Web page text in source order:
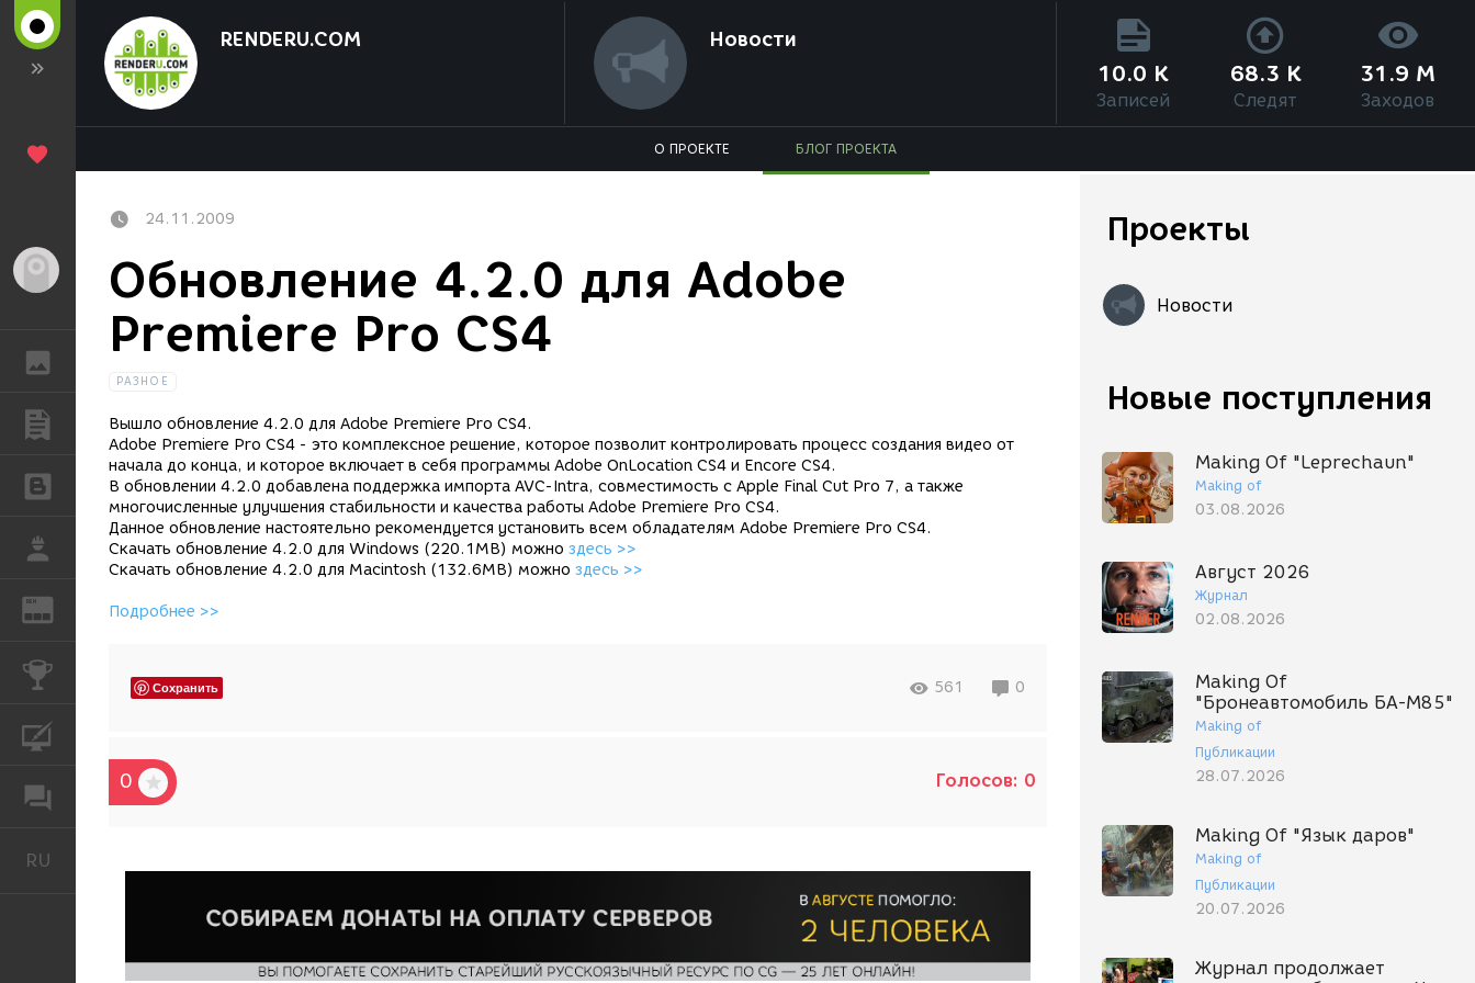
Гость
ПУБЛИКАЦИИ
БЛОГИ
РАБОТА
REN ЖУРНАЛ
RU
RENDERU.COM Новости
10.0 K
Записей
68.3 K
Следят
31.9 M
Заходов
О ПРОЕКТЕ БЛОГ ПРОЕКТА
Проекты
Новости
Новые поступления
Making Of "Leprechaun"
Making of
03.08.2026
Август 2026
Журнал
02.08.2026
Making Of
"Бронеавтомобиль БА-М85"
Making of
Публикации
28.07.2026
Making Of "Язык даров"
Making of
Публикации
20.07.2026
Журнал продолжает
24.11.2009
Обновление 4.2.0 для Adobe
Premiere Pro CS4
РАЗНОЕ
Вышло обновление 4.2.0 для Adobe Premiere Pro CS4.
Adobe Premiere Pro CS4 - это комплексное решение, которое позволит контролировать процесс создания видео от
начала до конца, и которое включает в себя программы Adobe OnLocation CS4 и Encore CS4.
В обновлении 4.2.0 добавлена поддержка импорта AVC-Intra, совместимость с Apple Final Cut Pro 7, а также
многочисленные улучшения стабильности и качества работы Adobe Premiere Pro CS4.
Данное обновление настоятельно рекомендуется установить всем обладателям Adobe Premiere Pro CS4.
Скачать обновление 4.2.0 для Windows (220.1MB) можно здесь >>
Скачать обновление 4.2.0 для Macintosh (132.6MB) можно здесь >>
Подробнее >>
Сохранить 561 0
0 Голосов: 0